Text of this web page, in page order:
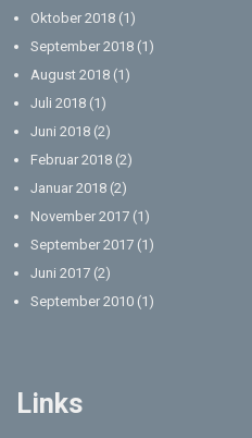
Oktober 2018 (1)
September 2018 (1)
August 2018 (1)
Juli 2018 (1)
Juni 2018 (2)
Februar 2018 (2)
Januar 2018 (2)
November 2017 (1)
September 2017 (1)
Juni 2017 (2)
September 2010 (1)
Links